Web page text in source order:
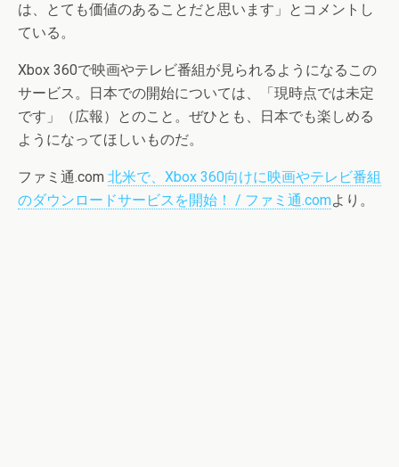
は、とても価値のあることだと思います」とコメントし
ている。
Xbox 360で映画やテレビ番組が見られるようになるこの
サービス。日本での開始については、「現時点では未定
です」（広報）とのこと。ぜひとも、日本でも楽しめる
ようになってほしいものだ。
ファミ通.com 北米で、Xbox 360向けに映画やテレビ番組
のダウンロードサービスを開始！ / ファミ通.comより。